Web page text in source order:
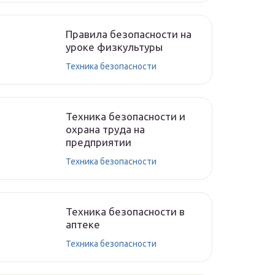
Правила безопасности на
уроке физкультуры
Техника безопасности
Техника безопасности и
охрана труда на
предприятии
Техника безопасности
Техника безопасности в
аптеке
Техника безопасности